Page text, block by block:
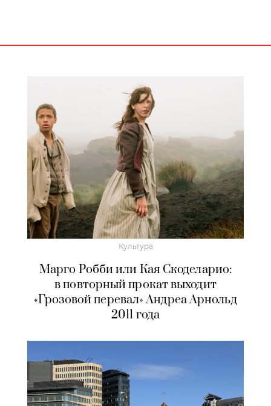
Культура
Марго Робби или Кая Скоделарио:
в повторный прокат выходит
«Грозовой перевал» Андреа Арнольд
2011 года